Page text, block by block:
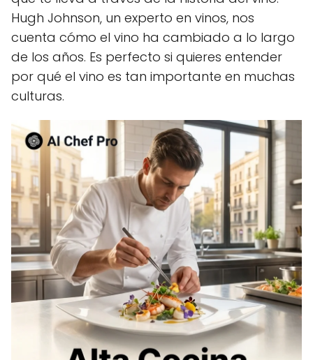
Hugh Johnson, un experto en vinos, nos
cuenta cómo el vino ha cambiado a lo largo
de los años. Es perfecto si quieres entender
por qué el vino es tan importante en muchas
culturas.